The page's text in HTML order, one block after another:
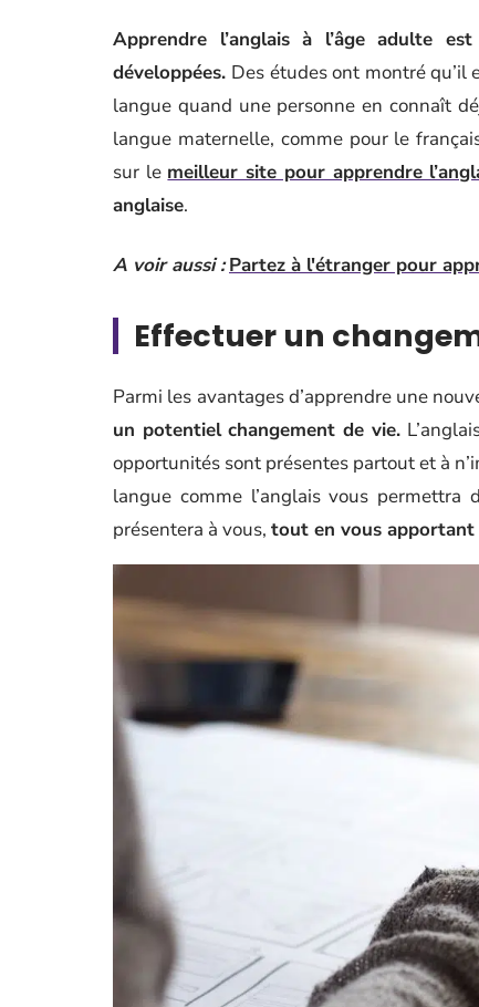
Apprendre l’anglais à l’âge adulte
développées. Des études ont montré qu’il
langue quand une personne en connaît
langue maternelle, comme pour le
sur le meilleur site pour apprendre
anglaise.
A voir aussi : Partez à l'étranger pour
Effectuer un
Parmi les avantages d’apprendre une
un potentiel changement de vie.
opportunités sont présentes partout et à
langue comme l’anglais vous permettra
présentera à vous, tout en vous apportant